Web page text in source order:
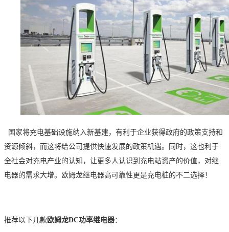
国家将充电基础设施纳入新基建，有利于企业获得政府的政策支持和
资源倾斜，而这将给公司提供快速发展的政策机遇。同时，这也利于
全社会对充电产业的认知，让更多人认识到充电站资产的价值 ， 对继
电器的需求大增。 欧姆龙继电器高可靠性更是充电桩的不二选择！
推荐以下几款欧姆龙DC功率继电器：